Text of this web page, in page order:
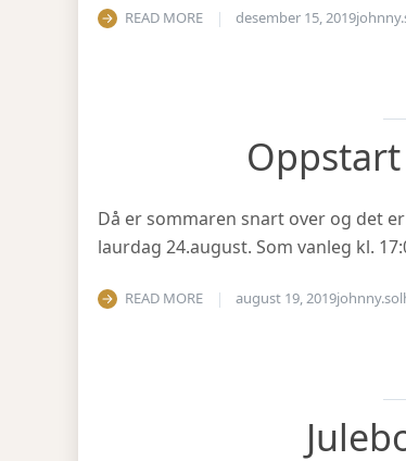
READ MORE desember 15, 2019
Då er sommaren snart over og det
laurdag 24.august. Som vanleg kl.
READ MORE august 19, 2019